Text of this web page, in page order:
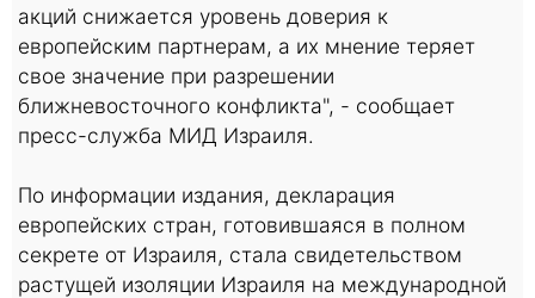
акций снижается уровень доверия к
европейским партнерам, а их мнение теряет
свое значение при разрешении
ближневосточного конфликта", - сообщает
пресс-служба МИД Израиля.
По информации издания, декларация
европейских стран, готовившаяся в полном
секрете от Израиля, стала свидетельством
растущей изоляции Израиля на международной